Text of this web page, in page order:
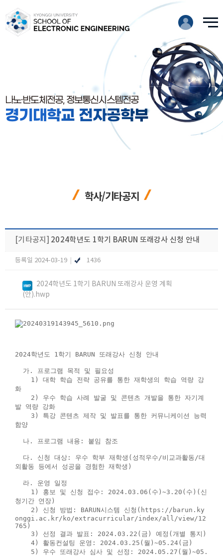
나노·반도체전공, 정보통신시스템전공
경기대학교 전자공학부
학사/기타공지
[기타공지] 2024학년도 1학기 BARUN 또래강사 신청 안내
등록일 2024-03-19 1436
2024학년도 1학기 BARUN 또래강사 운영 계획
(안).hwp
2024학년도 1학기 BARUN 또래강사 신청 안내
가. 프로그램 목적 및 필요성
1) 대학 학습 전략 공유를 통한 재학생의 학습 역량 강
화
2) 우수 학습 사례 발굴 및 콘텐츠 개발을 통한 자기계
발 역량 강화
3) 특강 콘텐츠 제작 및 발표를 통한 커뮤니케이션 능력
함양
나. 프로그램 내용: 붙임 참조
다. 신청 대상: 우수 학부 재학생(성적우수/비교과활동/대
외활동 등에서 성공을 경험한 재학생)
라. 운영 일정
1) 홍보 및 신청 접수: 2024.03.06(수)~3.20(수)(신
청기간 연장)
2) 신청 방법: BARUN시스템 신청(https://barun.ky
onggi.ac.kr/ko/extracurricular/index/all/view/12
765)
3) 선정 결과 발표: 2024.03.22(금) 예정(개별 통지)
4) 활동컨설팅 운영: 2024.03.25(월)~05.24(금)
5) 우수 또래강사 심사 및 선정: 2024.05.27(월)~05.